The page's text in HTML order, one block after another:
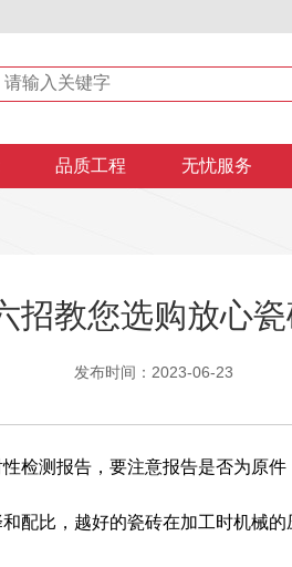
品质工程 无忧服务
招教您选购放心
发布时间：2023-06-23
检测报告，要注意报告是否为原
配比，越好的瓷砖在加工时机械的